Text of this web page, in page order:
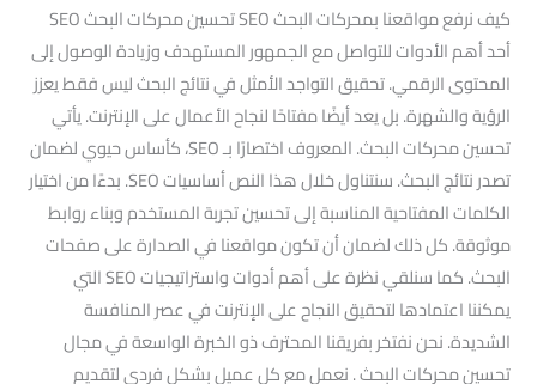
كيف نرفع مواقعنا بمحركات البحث SEO تحسين محركات البحث SEO
أحد أهم الأدوات للتواصل مع الجمهور المستهدف وزيادة الوصول إلى
المحتوى الرقمي. تحقيق التواجد الأمثل في نتائج البحث ليس فقط يعزز
الرؤية والشهرة. بل يعد أيضًا مفتاحًا لنجاح الأعمال على الإنترنت. يأتي
تحسين محركات البحث. المعروف اختصارًا بـ SEO، كأساس حيوي لضمان
تصدر نتائج البحث. سنتناول خلال هذا النص أساسيات SEO. بدءًا من اختيار
الكلمات المفتاحية المناسبة إلى تحسين تجربة المستخدم وبناء روابط
موثوقة. كل ذلك لضمان أن تكون مواقعنا في الصدارة على صفحات
البحث. كما سنلقي نظرة على أهم أدوات واستراتيجيات SEO التي
يمكننا اعتمادها لتحقيق النجاح على الإنترنت في عصر المنافسة
الشديدة. نحن نفتخر بفريقنا المحترف ذو الخبرة الواسعة في مجال
تحسين محركات البحث . نعمل مع كل عميل بشكل فردي لتقديم